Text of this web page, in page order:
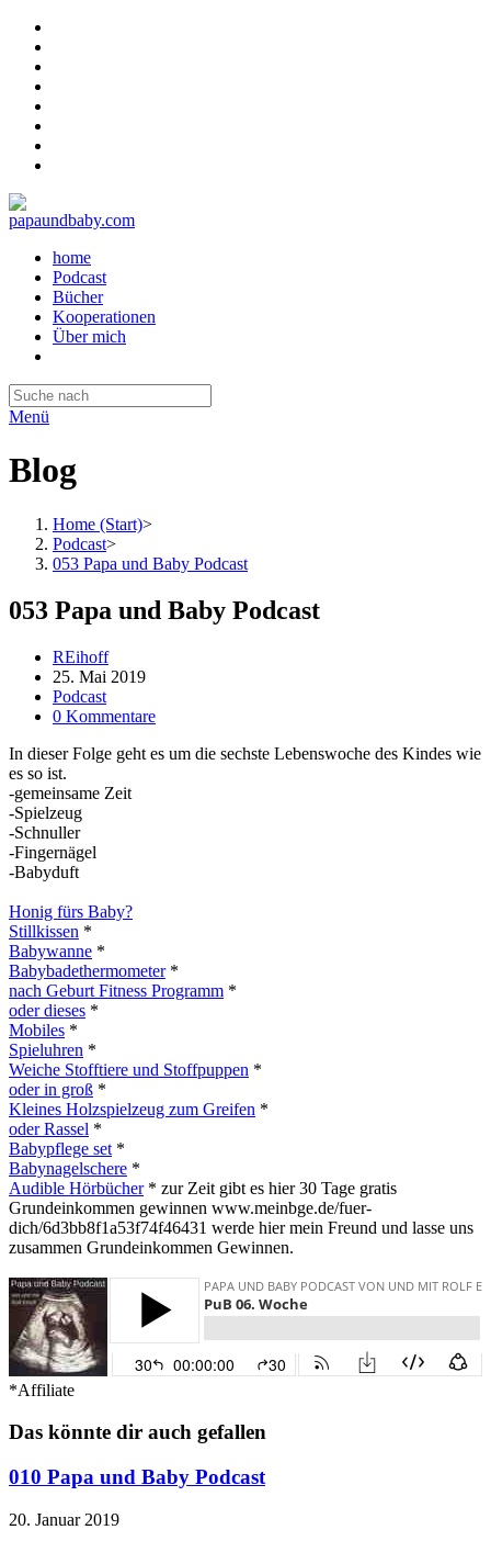
home
Podcast
Bücher
Kooperationen
Über mich
Menü
Blog
Home (Start)>
Podcast>
053 Papa und Baby Podcast
053 Papa und Baby Podcast
REihoff
25. Mai 2019
Podcast
0 Kommentare
In dieser Folge geht es um die sechste Lebenswoche des Kindes wie
es so ist.
-gemeinsame Zeit
-Spielzeug
-Schnuller
-Fingernägel
-Babyduft
Honig fürs Baby?
Stillkissen *
Babywanne *
Babybadethermometer*
nach Geburt Fitness Programm *
oder dieses *
Mobiles *
Spieluhren *
Weiche Stofftiere und Stoffpuppen *
oder in groß *
Kleines Holzspielzeug zum Greifen *
oder Rassel *
Babypflege set *
Babynagelschere *
Audible Hörbücher* zur Zeit gibt es hier 30 Tage gratis
Grundeinkommen gewinnen www.meinbge.de/fuer-
dich/6d3bb8f1a53f74f46431 werde hier mein Freund und lasse uns
zusammen Grundeinkommen Gewinnen.
*Affiliate
Das könnte dir auch gefallen
010 Papa und Baby Podcast
20. Januar 2019